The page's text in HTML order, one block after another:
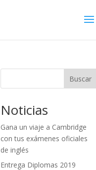
Buscar
Noticias
Gana un viaje a Cambridge
con tus exámenes oficiales
de inglés
Entrega Diplomas 2019